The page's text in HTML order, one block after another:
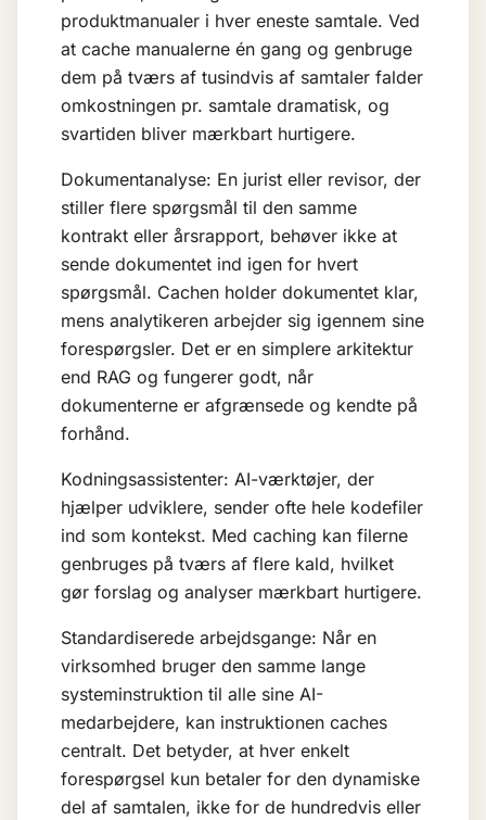
produktmanualer i hver eneste samtale. Ved
at cache manualerne én gang og genbruge
dem på tværs af tusindvis af samtaler falder
omkostningen pr. samtale dramatisk, og
svartiden bliver mærkbart hurtigere.
Dokumentanalyse: En jurist eller revisor, der
stiller flere spørgsmål til den samme
kontrakt eller årsrapport, behøver ikke at
sende dokumentet ind igen for hvert
spørgsmål. Cachen holder dokumentet klar,
mens analytikeren arbejder sig igennem sine
forespørgsler. Det er en simplere arkitektur
end RAG og fungerer godt, når
dokumenterne er afgrænsede og kendte på
forhånd.
Kodningsassistenter: AI-værktøjer, der
hjælper udviklere, sender ofte hele kodefiler
ind som kontekst. Med caching kan filerne
genbruges på tværs af flere kald, hvilket
gør forslag og analyser mærkbart hurtigere.
Standardiserede arbejdsgange: Når en
virksomhed bruger den samme lange
systeminstruktion til alle sine AI-
medarbejdere, kan instruktionen caches
centralt. Det betyder, at hver enkelt
forespørgsel kun betaler for den dynamiske
del af samtalen, ikke for de hundredvis eller